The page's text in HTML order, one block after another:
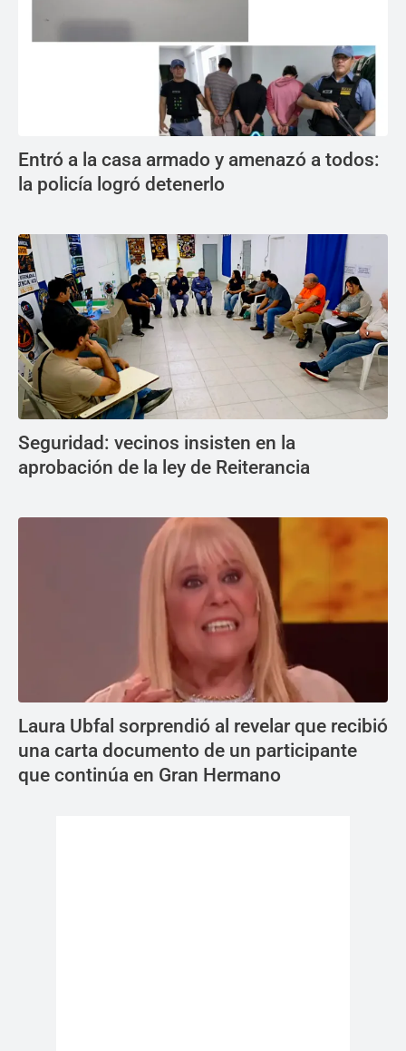
Entró a la casa armado y amenazó a todos:
la policía logró detenerlo
Seguridad: vecinos insisten en la
aprobación de la ley de Reiterancia
Laura Ubfal sorprendió al revelar que recibió
una carta documento de un participante
que continúa en Gran Hermano